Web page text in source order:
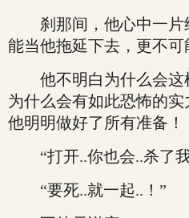
刹那间，他心中一片
能当他拖延下去，更不可
他不明白为什么会这
为什么会有如此恐怖的实
他明明做好了所有准备！
“打开..你也会..杀了
“要死..就一起..！”